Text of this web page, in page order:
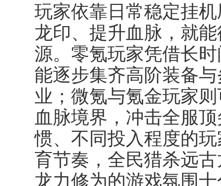
玩家依靠日常稳定挂
龙印、提升血脉，就
源。零氪玩家凭借长
能逐步集齐高阶装备
业；微氪与氪金玩家
血脉境界，冲击全服
惯、不同投入程度的
育节奏，全民猎杀远
龙力修为的游戏氛围